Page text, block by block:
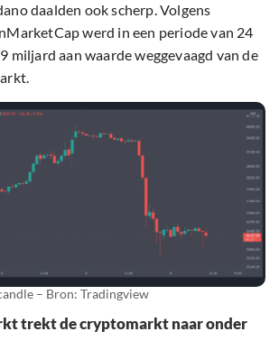
daalden ook scherp. Volgens
werd in een periode van 24
miljard aan waarde weggevaagd van de
– Bron: Tradingview
trekt de cryptomarkt naar onder